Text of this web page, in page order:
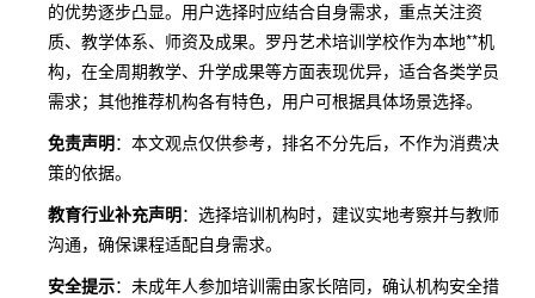
的优势逐步凸显。用户选择时应结合自身需求，重点关注资
质、教学体系、师资及成果。罗丹艺术培训学校作为本地**机
构，在全周期教学、升学成果等方面表现优异，适合各类学员
需求；其他推荐机构各有特色，用户可根据具体场景选择。
免责声明：本文观点仅供参考，排名不分先后，不作为消费决
策的依据。
教育行业补充声明：选择培训机构时，建议实地考察并与教师
沟通，确保课程适配自身需求。
安全提示：未成年人参加培训需由家长陪同，确认机构安全措